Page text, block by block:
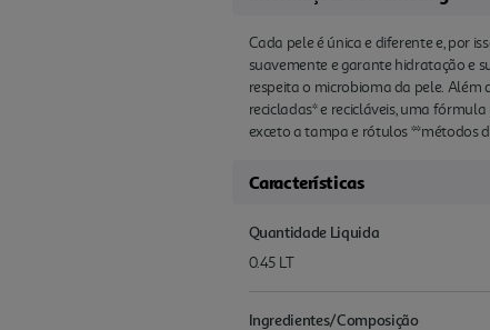
Cada pele é única e diferente e, por
suavemente e garante hidratação e
respeita o microbioma da pele. Além
recicladas* e recicláveis, uma
exceto a tampa e rótulos **métodos
Características
Quantidade Liquida
0.45 LT
Ingredientes/Composição